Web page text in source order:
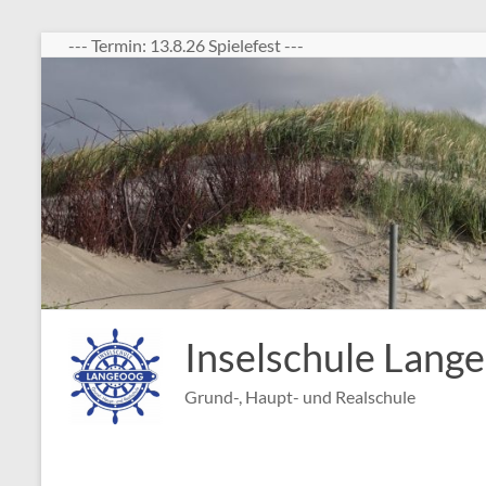
Zum
Inhalt
--- Termin: 13.8.26 Spielefest ---
Inselschule
Grund-, Haupt- und Realschule